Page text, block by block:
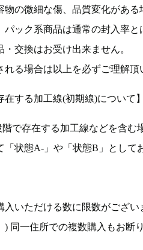
の微細な傷、品質変化がある
パック系商品は通常の封入率と
交換はお受け出来ません。
る場合は以上を必ずご理解頂
在する加工線(初期線)について】
で存在する加工線などを含む
状態A-」や「状態B」として
入いただける数に限数がござ
同一住所での複数購入もお断